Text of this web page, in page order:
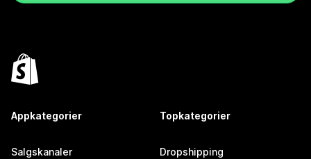
Appkategorier
Salgskanaler
Topkategorier
Dropshipping